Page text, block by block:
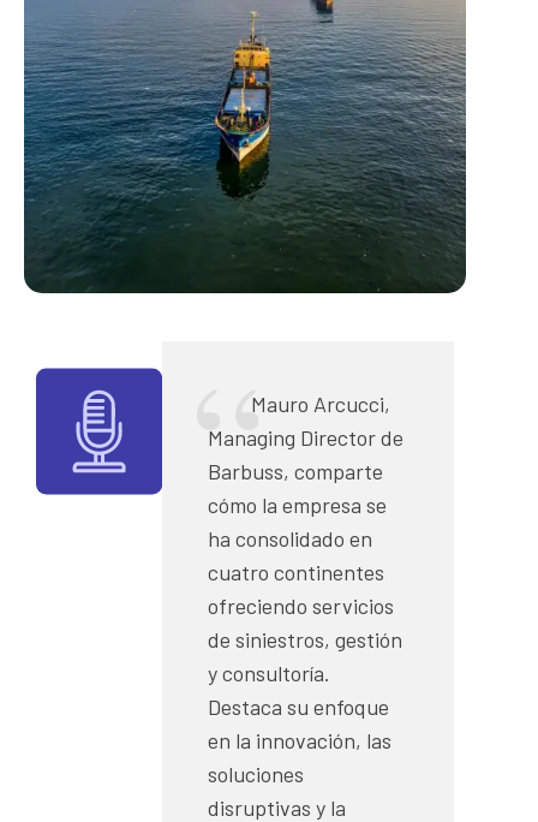
Mauro Arcucci,
Managing Director de
Barbuss, comparte
cómo la empresa se
ha consolidado en
cuatro continentes
ofreciendo servicios
de siniestros, gestión
y consultoría.
Destaca su enfoque
en la innovación, las
soluciones
disruptivas y la